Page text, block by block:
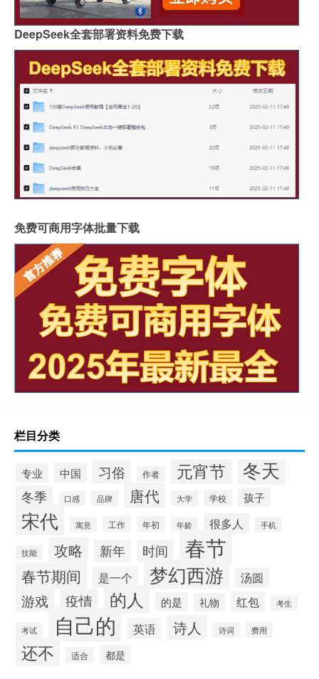
DeepSeek全套部署资料免费下载
免费可商用字体批量下载
栏目分类
专业 中国 习俗 作者 元宵节 冬天
冬季 口感 品牌 唐代 大学 学校 孩子
宋代 寓意 工作 年初 年龄 很多人 手机
技能 攻略 新年 时间 春节
春节期间 是一个 梦幻西游 汤圆
游戏 疫情 的人 的是 礼物 红包 考生
考试 自己的 英语 诗人 诗词 费用
还不 适合 都是